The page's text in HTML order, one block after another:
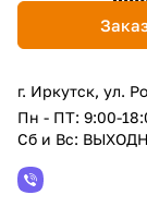
г. Иркутск, ул.
Пн - ПТ: 9:00-
Сб и Вс: